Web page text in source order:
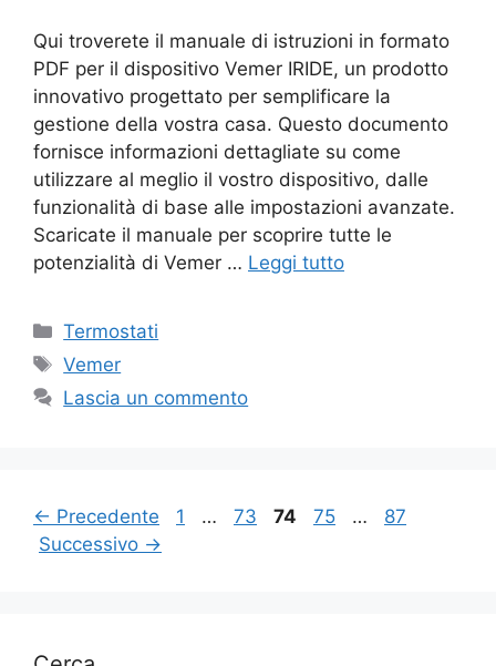
Qui troverete il manuale di istruzioni in formato
PDF per il dispositivo Vemer IRIDE, un prodotto
innovativo progettato per semplificare la
gestione della vostra casa. Questo documento
fornisce informazioni dettagliate su come
utilizzare al meglio il vostro dispositivo, dalle
funzionalità di base alle impostazioni avanzate.
Scaricate il manuale per scoprire tutte le
potenzialità di Vemer … Leggi tutto
Categorie
Termostati
Tag
Vemer
Lascia un commento
← Precedente Pagina
1 … Pagina
73 Pagina
74 Pagina
75 … Pagina
87
Successivo →